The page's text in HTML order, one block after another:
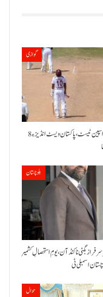
گوازی
پورٹ آف اسپین ٹیسٹ،پاکستان ویسٹ انڈیز ءِ 8
بلوچستان
بگٹی نا کنڈ آن،یومِ استحصالِ کشمیر
حوال